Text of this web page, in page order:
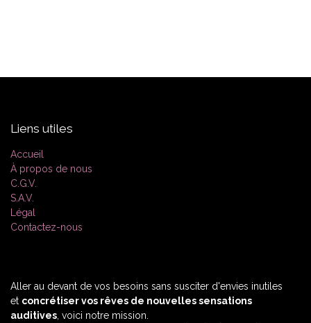
Liens utiles
Accueil
À propos de nous
C.G.V.
S.A.V.
Légal
Contactez-nous
Aller au devant de vos besoins sans susciter d'envies inutiles
et concrétiser vos rêves de nouvelles sensations
auditives , voici notre mission.